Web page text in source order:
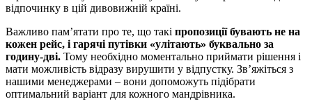
відпочинку в цій дивовижній країні.
Важливо пам’ятати про те, що такі пропозиції бувають не на
кожен рейс, і гарячі путівки «улітають» буквально за
годину-дві. Тому необхідно моментально приймати рішення і
мати можливість відразу вирушити у відпустку. Зв’яжіться з
нашими менеджерами – вони допоможуть підібрати
оптимальний варіант для кожного мандрівника.